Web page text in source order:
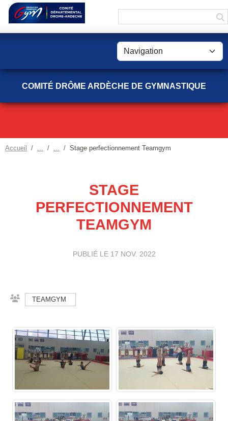
COMITÉ DRÔME ARDÈCHE DE GYMNASTIQUE
Accueil Stage perfectionnement Teamgym
STAGE
PERFECTIONNEMENT
TEAMGYM
PUBLIÉ LE 17 NOV. 2022
TEAMGYM
Panneau de gestion des cookies